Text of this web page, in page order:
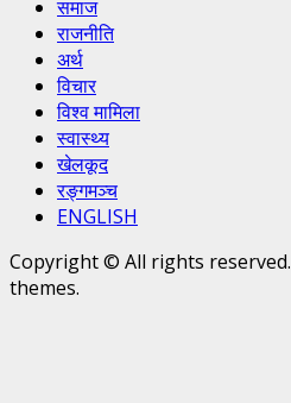
समाज
राजनीति
अर्थ
विचार
विश्व मामिला
स्वास्थ्य
खेलकूद
रङ्गमञ्च
ENGLISH
Copyright © All rights reserved.
themes.